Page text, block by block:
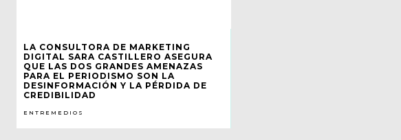
LA CONSULTORA DE MARKETING
DIGITAL SARA CASTILLERO ASEGURA
QUE LAS DOS GRANDES AMENAZAS
PARA EL PERIODISMO SON LA
DESINFORMACIÓN Y LA PÉRDIDA DE
CREDIBILIDAD
ENTREMEDIOS